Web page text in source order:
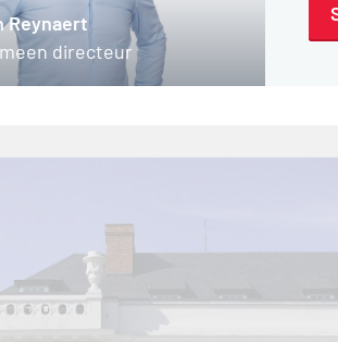
Reynaert
directeur